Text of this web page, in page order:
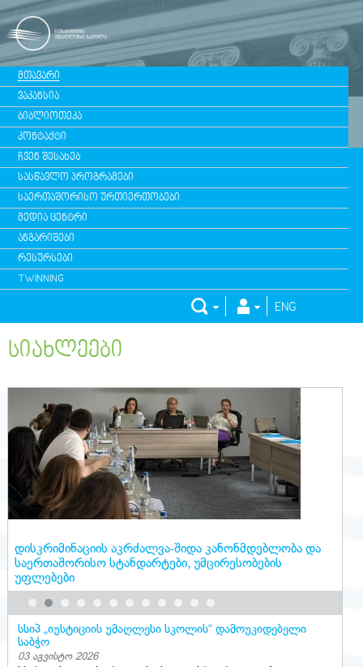
ᲛᲗᲐᲕᲐᲠᲘ
ᲕᲐᲙᲐᲜᲡᲘᲐ
ᲑᲘᲑᲚᲘᲝᲗᲔᲙᲐ
ᲙᲝᲜᲢᲐᲥᲢᲘ
ᲩᲕᲔᲜ ᲨᲔᲡᲐᲮᲔᲑ
ᲡᲐᲡᲬᲐᲕᲚᲝ ᲞᲠᲝᲒᲠᲐᲛᲔᲑᲘ
ᲡᲐᲔᲠᲗᲐᲨᲝᲠᲘᲡᲝ ᲣᲠᲗᲘᲔᲠᲗᲝᲑᲔᲑᲘ
ᲛᲔᲓᲘᲐ ᲪᲔᲜᲢᲠᲘ
ᲐᲜᲒᲐᲠᲘᲨᲔᲑᲘ
ᲠᲔᲡᲣᲠᲡᲔᲑᲘ
TWINNING
ENG
ᲡᲘᲐᲮᲚᲔᲔᲑᲘ
დისკრიმინაციის აკრძალვა-შიდა კანონმდებლობა და
საერთაშორისო სტანდარტები, უმცირესობების
უფლებები
სსიპ „იუსტიციის უმაღლესი სკოლის“ დამოუკიდებელი
საბჭო
03 აგვისტო 2026